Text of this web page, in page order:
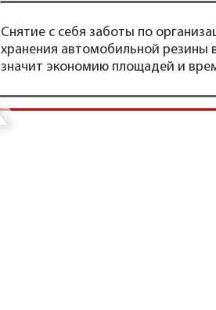
Снятие с себя заботы по
хранения автомобильной резины
значит экономию площадей и